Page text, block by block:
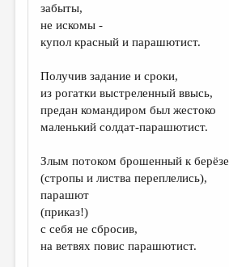
СТРАНИЦЫ ПАМЯТИ
ОБЪЯВЛЕНИЯ
КОЛОНКА РЕДАКТОРА
РЕДКОЛЛЕГИЯ
ОТ РЕДАКЦИИ
МАЛАЯ ПРОЗА
ЭССЕИСТИКА
ЛИТЕРАТУРОВЕДЕНИЕ
КУЛЬТУРОВЕДЕНИЕ
забыты,
не искомы -
купол красный и парашютист.
Получив задание и сроки,
из рогатки выстреленный ввысь,
предан командиром был жестоко
маленький солдат-парашютист.
Злым потоком брошенный к берёзе
(стропы и листва переплелись),
парашют
(приказ!)
с себя не сбросив,
на ветвях повис парашютист.